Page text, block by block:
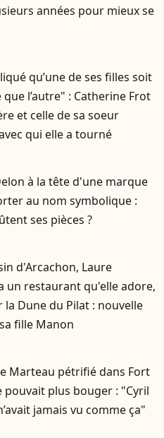
années pour mieux se
qu’une de ses filles soit
l’autre" : Catherine Frot
et celle de sa soeur
qui elle a tourné
à la tête d'une marque
au nom symbolique :
ses pièces ?
d'Arcachon, Laure
un restaurant qu'elle adore,
la Dune du Pilat : nouvelle
fille Manon
Marteau pétrifié dans Fort
pouvait plus bouger : "Cyril
jamais vu comme ça"